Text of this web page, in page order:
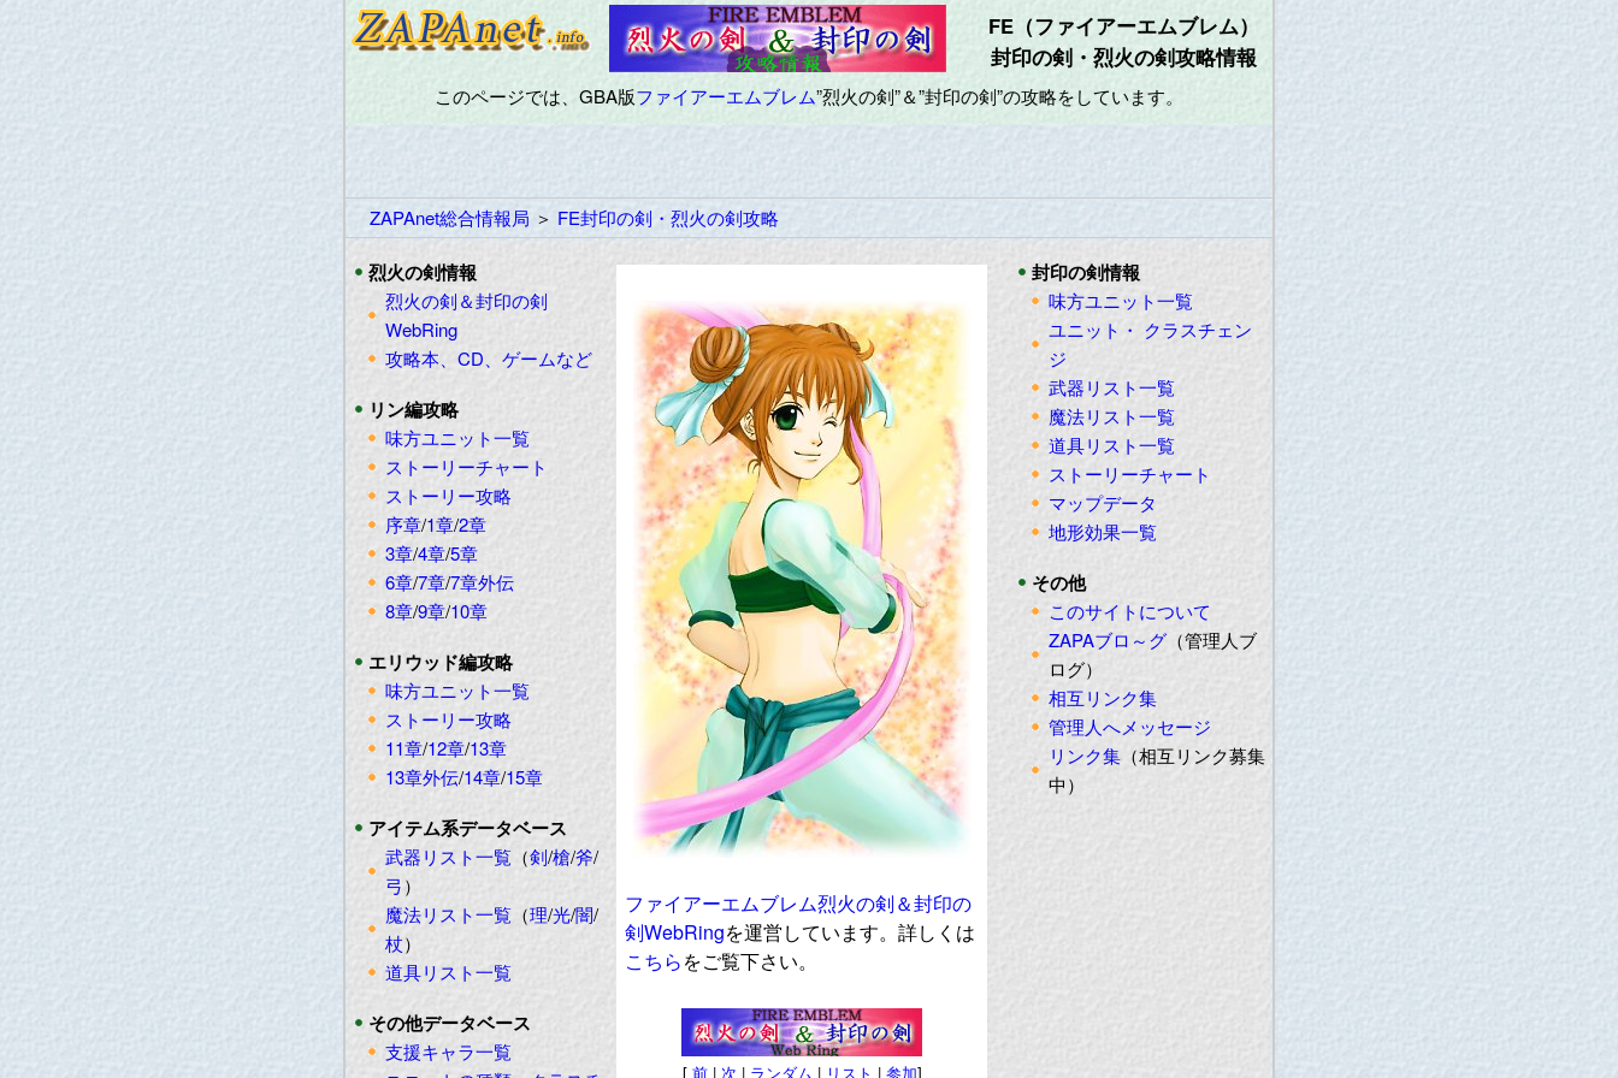
FE（ファイアーエムブレム）
封印の剣・烈火の剣攻略情報
このページでは、GBA版ファイアーエムブレム”烈火の剣”＆”封印の剣”の攻略をしています。
ZAPAnet総合情報局 ＞ FE封印の剣・烈火の剣攻略
烈火の剣情報
烈火の剣＆封印の剣
WebRing
攻略本、CD、ゲームなど
リン編攻略
味方ユニット一覧
ストーリーチャート
ストーリー攻略
序章/1章/2章
3章/4章/5章
6章/7章/7章外伝
8章/9章/10章
エリウッド編攻略
味方ユニット一覧
ストーリー攻略
11章/12章/13章
13章外伝/14章/15章
アイテム系データベース
武器リスト一覧 （剣/槍/斧/
弓）
魔法リスト一覧 （理/光/闇/
杖）
道具リスト一覧
その他データベース
支援キャラ一覧
ファイアーエムブレム烈火の剣＆封印の
剣WebRingを運営しています。詳しくは
こちらをご覧下さい。
[ 前| 次 | ランダム | リスト | 参加]
封印の剣情報
味方ユニット一覧
ユニット・ クラスチェン
ジ
武器リスト一覧
魔法リスト一覧
道具リスト一覧
ストーリーチャート
マップデータ
地形効果一覧
その他
このサイトについて
ZAPAブロ～グ（管理人ブ
ログ）
相互リンク集
管理人へメッセージ
リンク集 （相互リンク募集
中）